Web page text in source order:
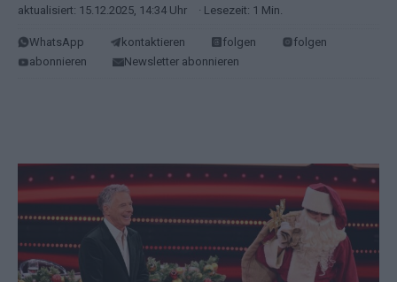
aktualisiert: 15.12.2025, 14:34 Uhr
· Lesezeit: 1 Min.
WhatsApp kontaktieren folgen
folgen
abonnieren
Newsletter abonnieren